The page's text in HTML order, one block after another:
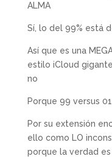
ALMA
Sí, lo del 99% está
Así que es una
estilo iCloud
no
Porque 99 versus
Por su extensión
ello como LO
porque la verdad